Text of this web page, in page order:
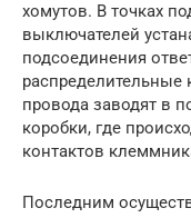
хомутов. В точках
выключателей
подсоединения
провода заводят в
коробки, где
контактов
Последним